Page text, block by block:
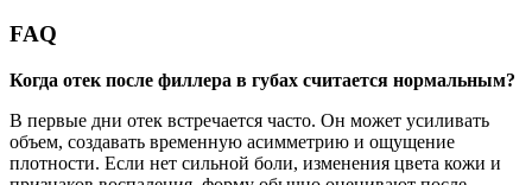
FAQ
Когда отек после филлера в губах считается нормальным?
В первые дни отек встречается часто. Он может усиливать
объем, создавать временную асимметрию и ощущение
плотности. Если нет сильной боли, изменения цвета кожи и